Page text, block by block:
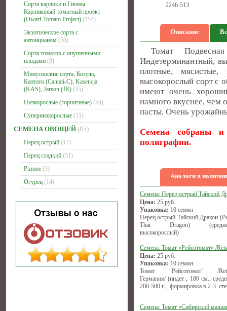
Сорта карлики и Гномы
Карликовый томатный проект
(Dwarf Tomato Project) (154)
Экзотические сорта с
антонцианом (56)
Сорта томатов с опушенными
плодами (8)
Минусинские сорта, Козула,
Кантати (Cantati-C), Kasencja
(KAS), Jarson (JR) (35)
Низкорослые (горшечные) (54)
Супернизкорослые (11)
СЕМЕНА ОВОЩЕЙ (85)
Перец острый (17)
Перец сладкий (51)
Разное (3)
Огурец (14)
2246-513
Описание
Томат
Индетерминантный,
плотные,
высокорослый сорт с
имеют очень
намного вкуснее, чем
пасты. Очень
Семена собраны и
полиграфии.
Аналоги в
Семена: Перец острый Тайский
Цена: 25 руб.
Упаковка: 10 семян
Перец острый Тайский Дракон
Thai Dragon)
высокорослый)
Семена: Томат «Рейсотомат» /
Цена: 25 руб.
Упаковка: 10 семян
Томат "Рейсотомат" /
Германия/ (индет , 180 см.,
200-500 г., формировка в 2-3
Семена: Томат «Сибирский